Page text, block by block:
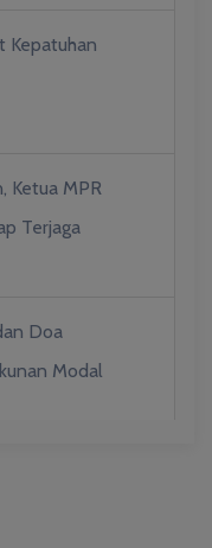
Kepatuhan
Ketua MPR
Terjaga
Doa
Modal